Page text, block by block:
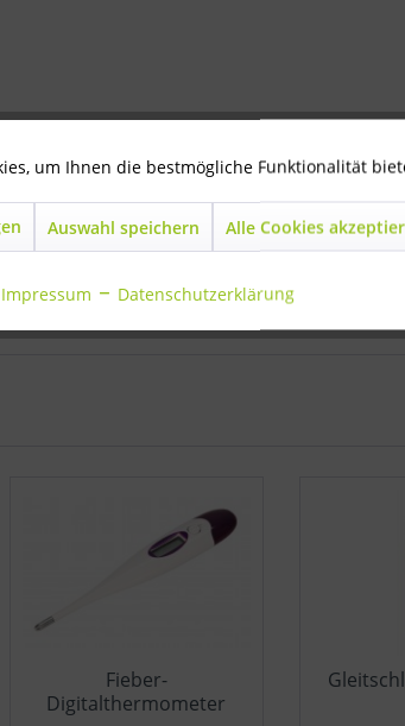
werden). Durch Zerschlagen wird es wieder pulverisiert
einstreuen. Danach mit heißem Wasser (über 70°C)
Fieber-
Digitalthermometer
um Ihnen die bestmögliche Funktionalität
Auswahl speichern Alle Cookies
Impressum Datenschutzerklärung